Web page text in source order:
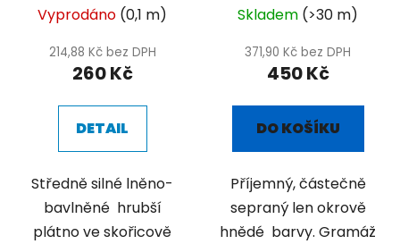
Vyprodáno (0,1 m)
214,88 Kč bez DPH
260 Kč
DETAIL
Středně silné lněno-
bavlněné hrubší
plátno ve skořicově
Skladem (>30 m)
371,90 Kč bez DPH
450 Kč
DO KOŠÍKU
Příjemný, částečně
sepraný len okrově
hnědé barvy. Gramáž